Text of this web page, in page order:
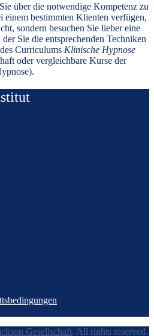
über die notwendige Kompetenz zu
einem bestimmten Klienten verfügen,
sondern besuchen Sie lieber eine
Sie die entsprechenden Techniken
Curriculums Klinische Hypnose
oder vergleichbare Kurse der
Gesellschaft. All rights reserved.